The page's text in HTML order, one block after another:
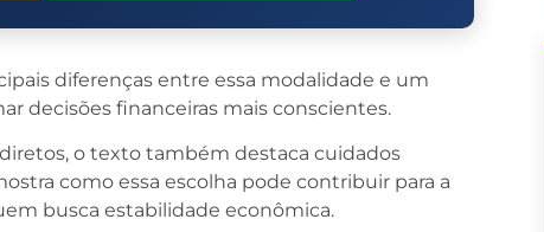
diferenças entre essa modalidade e um
decisões financeiras mais conscientes.
o texto também destaca cuidados
como essa escolha pode contribuir para a
busca estabilidade econômica.